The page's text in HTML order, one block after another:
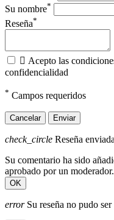
Su nombre*
Reseña*
 Acepto las
confidencialidad
* Campos requeridos
Cancelar Enviar
check_circle Reseña enviada
Su comentario ha sido
aprobado por un moderador.
OK
errorSu reseña no pudo ser